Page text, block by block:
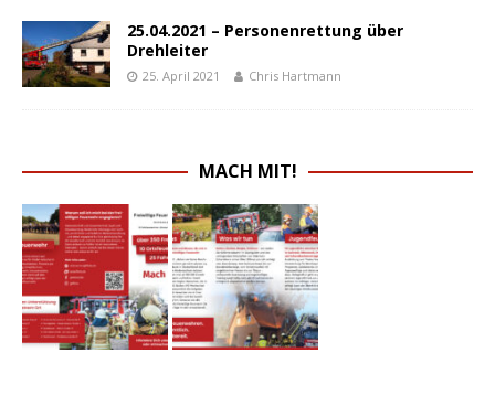
25.04.2021 – Personenrettung über
Drehleiter
25. April 2021 Chris Hartmann
MACH MIT!